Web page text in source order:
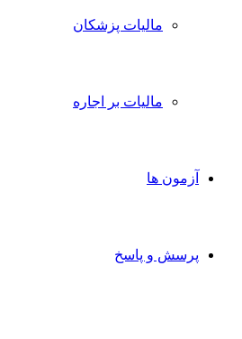
مالیات پزشکان
مالیات بر اجاره
آزمون ها
پرسش و پاسخ